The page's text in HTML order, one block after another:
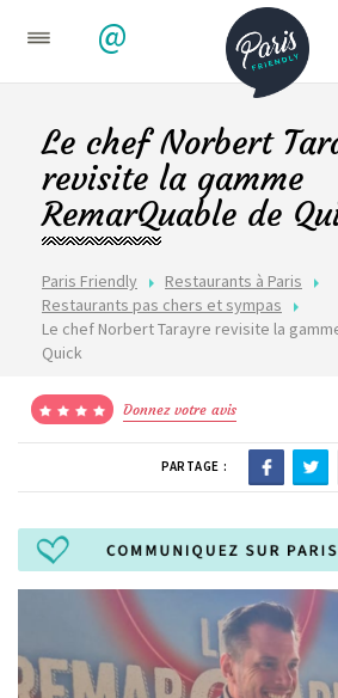
@
Paris Friendly
Restaurants à Paris
Restaurants pas chers et sympas
Le chef Norbert Tarayre revisite la
Quick
Le chef Norbert
revisite la gamme
RemarQuable de
Donnez votre avis
PARTAGE :